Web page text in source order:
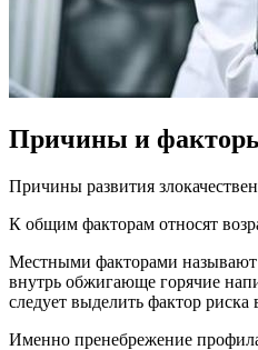
Причины и
Причины развития
К общим факторам относят
Местными факторами называют
внутрь обжигающе горячие
следует выделить фактор
Именно пренебрежение